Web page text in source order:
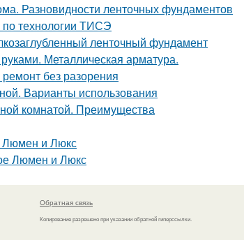
Разновидности ленточных фундаментов
технологии ТИСЭ
ленточный фундамент
Металлическая арматура.
без разорения
Варианты использования
комнатой. Преимущества
Люмен и Люкс
Люмен и Люкс
Обратная связь
Копирование разрешено при указании обратной гиперссылки.